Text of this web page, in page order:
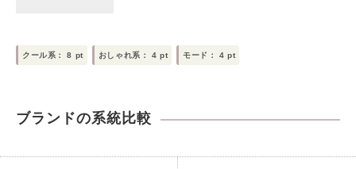
クール系：8 pt おしゃれ系： 4 pt モード：4pt
ブランドの系統比較